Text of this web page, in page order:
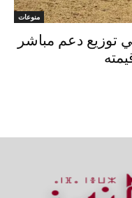
منوعات
في توزيع دعم مباشر